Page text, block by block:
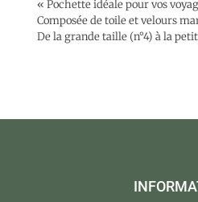
« Pochette idéale pour vos
Composée de toile et velours
De la grande taille (n°4) à la